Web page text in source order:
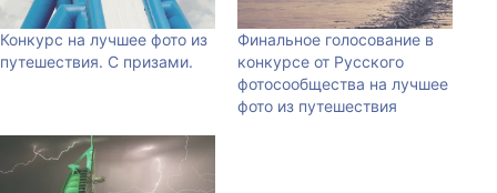
Конкурс на лучшее фото из
путешествия. С призами.
Финальное голосование в
конкурсе от Русского
фотосообщества на лучшее
фото из путешествия